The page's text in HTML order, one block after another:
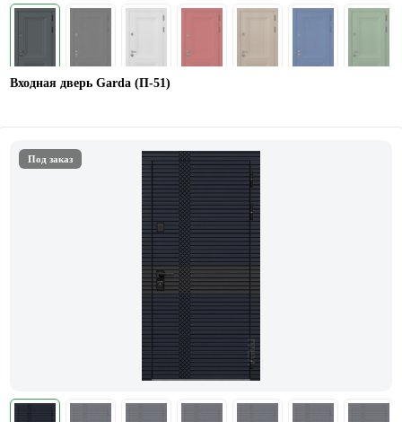
Входная дверь Garda (П-51)
Под заказ